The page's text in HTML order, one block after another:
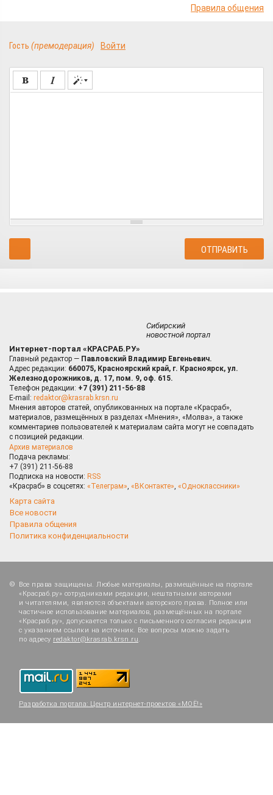
Правила общения
Гость (премодерация) Войти
Сибирский
новостной портал
Интернет-портал «КРАСРАБ.РУ»
Главный редактор — Павловский Владимир Евгеньевич.
Адрес редакции: 660075, Красноярский край, г. Красноярск, ул.
Железнодорожников, д. 17, пом. 9, оф. 615.
Телефон редакции: +7 (391) 211-56-88
E-mail: redaktor@krasrab.krsn.ru
Мнения авторов статей, опубликованных на портале «Красраб»,
материалов, размещённых в разделах «Мнения», «Молва», а также
комментариев пользователей к материалам сайта могут не совпадать
с позицией редакции.
Архив материалов
Подача рекламы:
+7 (391) 211-56-88
Подписка на новости: RSS
«Красраб» в соцсетях: «Телеграм», «ВКонтакте», «Одноклассники»
Карта сайта
Все новости
Правила общения
Политика конфиденциальности
Все права защищены. Любые материалы, размещённые на портале
«Красраб.ру» сотрудниками редакции, нештатными авторами
и читателями, являются объектами авторского права. Полное или
частичное использование материалов, размещённых на портале
«Красраб.ру», допускается только с письменного согласия редакции
с указанием ссылки на источник. Все вопросы можно задать
по адресу redaktor@krasrab.krsn.ru.
Разработка портала: Центр интернет-проектов «МОЁ!»